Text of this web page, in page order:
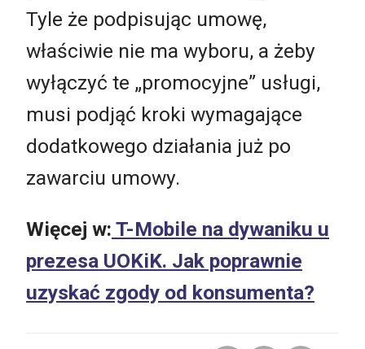
Tyle że podpisując umowę,
właściwie nie ma wyboru, a żeby
wyłączyć te „promocyjne” usługi,
musi podjąć kroki wymagające
dodatkowego działania już po
zawarciu umowy.
Więcej w: T-Mobile na dywaniku u
prezesa UOKiK. Jak poprawnie
uzyskać zgody od konsumenta?